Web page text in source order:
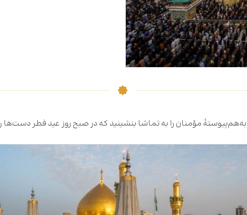
مؤمنان را به تماشا بنشینید که در صبح روز عید فطر دست‌ها را